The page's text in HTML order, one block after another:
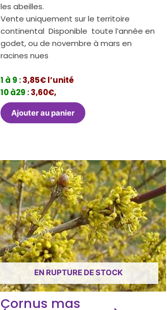
les abeilles.
Vente uniquement sur le territoire
continental Disponible toute l’année en
godet, ou de novembre à mars en
racines nues
1 à 9 :3,85€ l’unité
10 à29 :3,60€,
Ajouter au panier
EN RUPTURE DE STOCK
Cornus mas